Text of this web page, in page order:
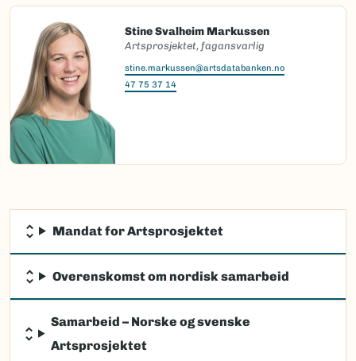
Stine Svalheim Markussen
Artsprosjektet, fagansvarlig
stine.markussen@artsdatabanken.no
47 75 37 14
Mandat for Artsprosjektet
Overenskomst om nordisk samarbeid
Samarbeid – Norske og svenske
Artsprosjektet